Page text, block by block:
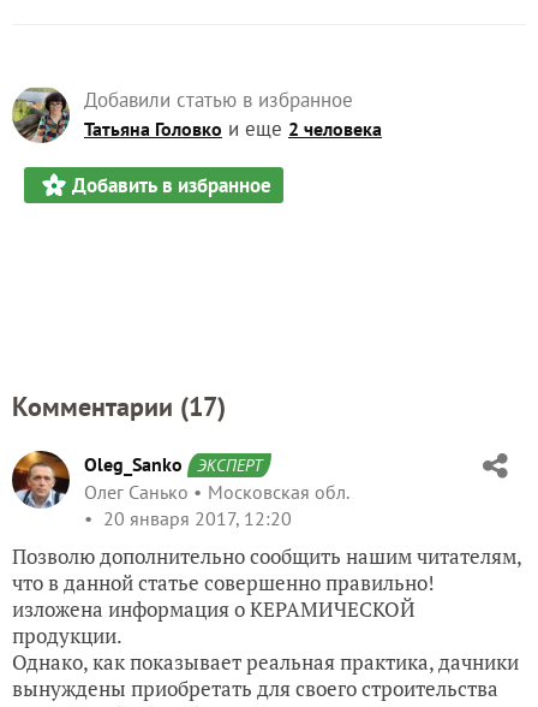
Добавили статью в избранное
Татьяна Головко и еще 2 человека
Добавить в избранное
Комментарии (17)
Oleg_Sanko ЭКСПЕРТ
Олег Санько
Московская обл.
20 января 2017, 12:20
Позволю дополнительно сообщить нашим читателям,
что в данной статье совершенно правильно!
изложена информация о КЕРАМИЧЕСКОЙ
продукции.
Однако, как показывает реальная практика, дачники
вынуждены приобретать для своего строительства